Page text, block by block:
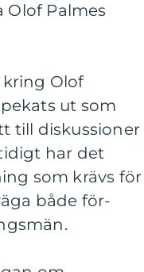
Palmes
Olof
ut som
till diskussioner
har det
som krävs för
både för-